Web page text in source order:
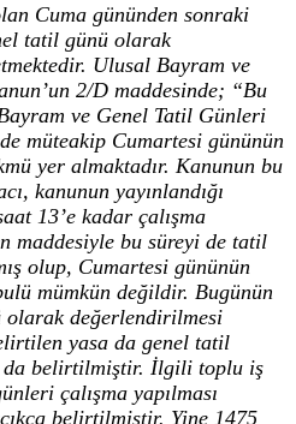
Cuma gününden sonraki
tatil günü olarak
Ulusal Bayram ve
2/D maddesinde; “Bu
ve Genel Tatil Günleri
müteakip Cumartesi gününün
yer almaktadır. Kanunun bu
kanunun yayınlandığı
13’e kadar çalışma
maddesiyle bu süreyi de tatil
olup, Cumartesi gününün
mümkün değildir. Bugünün
olarak değerlendirilmesi
yasa da genel tatil
da belirtilmiştir. İlgili toplu iş
çalışma yapılması
belirtilmiştir. Yine 1475